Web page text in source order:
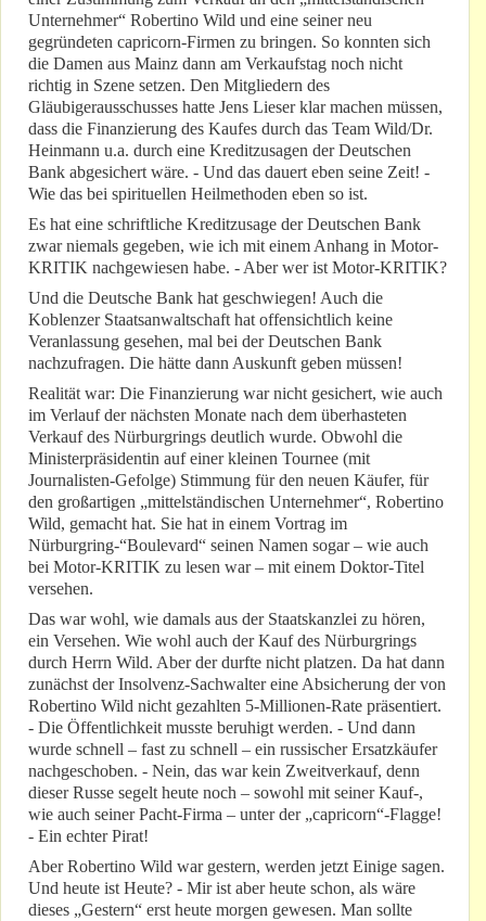
Unternehmer“ Robertino Wild und eine seiner neu
gegründeten capricorn-Firmen zu bringen. So konnten sich
die Damen aus Mainz dann am Verkaufstag noch nicht
richtig in Szene setzen. Den Mitgliedern des
Gläubigerausschusses hatte Jens Lieser klar machen müssen,
dass die Finanzierung des Kaufes durch das Team Wild/Dr.
Heinmann u.a. durch eine Kreditzusagen der Deutschen
Bank abgesichert wäre. - Und das dauert eben seine Zeit! -
Wie das bei spirituellen Heilmethoden eben so ist.
Es hat eine schriftliche Kreditzusage der Deutschen Bank
zwar niemals gegeben, wie ich mit einem Anhang in Motor-
KRITIK nachgewiesen habe. - Aber wer ist Motor-KRITIK?
Und die Deutsche Bank hat geschwiegen! Auch die
Koblenzer Staatsanwaltschaft hat offensichtlich keine
Veranlassung gesehen, mal bei der Deutschen Bank
nachzufragen. Die hätte dann Auskunft geben müssen!
Realität war: Die Finanzierung war nicht gesichert, wie auch
im Verlauf der nächsten Monate nach dem überhasteten
Verkauf des Nürburgrings deutlich wurde. Obwohl die
Ministerpräsidentin auf einer kleinen Tournee (mit
Journalisten-Gefolge) Stimmung für den neuen Käufer, für
den großartigen „mittelständischen Unternehmer“, Robertino
Wild, gemacht hat. Sie hat in einem Vortrag im
Nürburgring-“Boulevard“ seinen Namen sogar – wie auch
bei Motor-KRITIK zu lesen war – mit einem Doktor-Titel
versehen.
Das war wohl, wie damals aus der Staatskanzlei zu hören,
ein Versehen. Wie wohl auch der Kauf des Nürburgrings
durch Herrn Wild. Aber der durfte nicht platzen. Da hat dann
zunächst der Insolvenz-Sachwalter eine Absicherung der von
Robertino Wild nicht gezahlten 5-Millionen-Rate präsentiert.
- Die Öffentlichkeit musste beruhigt werden. - Und dann
wurde schnell – fast zu schnell – ein russischer Ersatzkäufer
nachgeschoben. - Nein, das war kein Zweitverkauf, denn
dieser Russe segelt heute noch – sowohl mit seiner Kauf-,
wie auch seiner Pacht-Firma – unter der „capricorn“-Flagge!
- Ein echter Pirat!
Aber Robertino Wild war gestern, werden jetzt Einige sagen.
Und heute ist Heute? - Mir ist aber heute schon, als wäre
dieses „Gestern“ erst heute morgen gewesen. Man sollte